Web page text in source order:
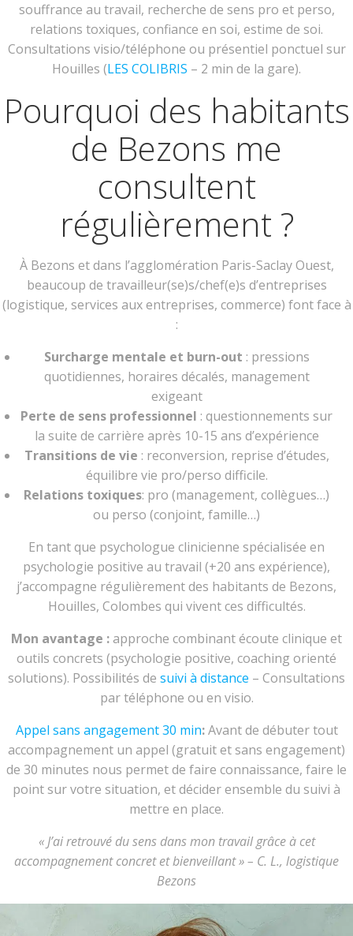
souffrance au travail, recherche de sens pro et perso,
relations toxiques, confiance en soi, estime de soi.
Consultations visio/téléphone ou présentiel ponctuel sur
Houilles (LES COLIBRIS – 2 min de la gare).
Pourquoi des habitants
de Bezons me
consultent
régulièrement ?
À Bezons et dans l’agglomération Paris-Saclay Ouest,
beaucoup de travailleur(se)s/chef(e)s d’entreprises
(logistique, services aux entreprises, commerce) font face à
:
Surcharge mentale et burn-out : pressions
quotidiennes, horaires décalés, management
exigeant
Perte de sens professionnel : questionnements sur
la suite de carrière après 10-15 ans d’expérience
Transitions de vie : reconversion, reprise d’études,
équilibre vie pro/perso difficile.
Relations toxiques: pro (management, collègues…)
ou perso (conjoint, famille…)
En tant que psychologue clinicienne spécialisée en
psychologie positive au travail (+20 ans expérience),
j’accompagne régulièrement des habitants de Bezons,
Houilles, Colombes qui vivent ces difficultés.
Mon avantage :approche combinant écoute clinique et
outils concrets (psychologie positive, coaching orienté
solutions). Possibilités de suivi à distance – Consultations
par téléphone ou en visio.
Appel sans angagement 30 min:Avant de débuter tout
accompagnement un appel (gratuit et sans engagement)
de 30 minutes nous permet de faire connaissance, faire le
point sur votre situation, et décider ensemble du suivi à
mettre en place.
« J’ai retrouvé du sens dans mon travail grâce à cet
accompagnement concret et bienveillant » – C. L., logistique
Bezons